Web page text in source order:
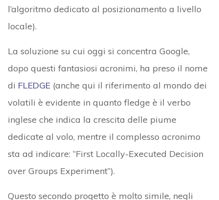
l’algoritmo dedicato al posizionamento a livello
locale).
La soluzione su cui oggi si concentra Google,
dopo questi fantasiosi acronimi, ha preso il nome
di FLEDGE(anche qui il riferimento al mondo dei
volatili è evidente in quanto fledge è il verbo
inglese che indica la crescita delle piume
dedicate al volo, mentre il complesso acronimo
sta ad indicare: “First Locally-Executed Decision
over Groups Experiment”).
Questo secondo progetto è molto simile, negli